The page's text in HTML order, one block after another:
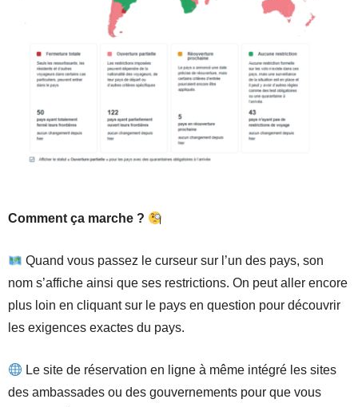
Comment ça marche ?
Quand vous passez le curseur sur l’un des pays, son
nom s’affiche ainsi que ses restrictions. On peut aller encore
plus loin en cliquant sur le pays en question pour découvrir
les exigences exactes du pays.
Le site de réservation en ligne à même intégré les sites
des ambassades ou des gouvernements pour que vous